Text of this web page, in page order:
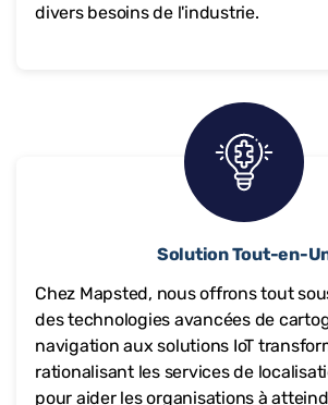
divers besoins de l'industrie.
Solution Tout-en-
Chez Mapsted, nous offrons tout
des technologies avancées de
navigation aux solutions IoT
rationalisant les services de
pour aider les organisations à